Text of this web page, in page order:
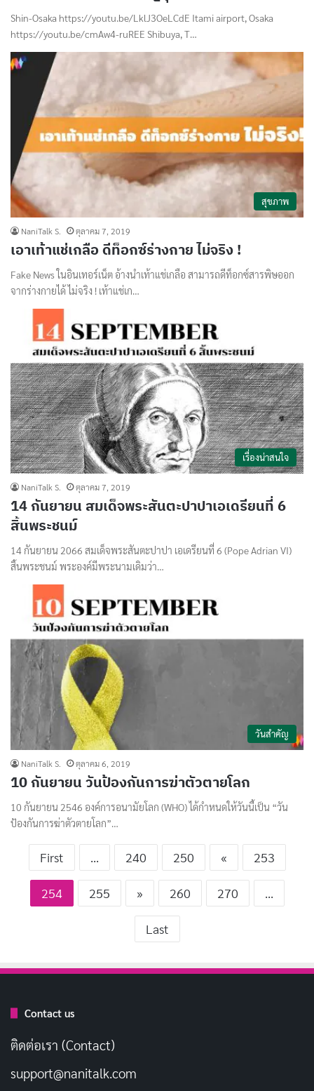
Shin-Osaka https://youtu.be/LklJ3OeLCdE Itami airport, Osaka
https://youtu.be/cmAw4-ruREE Shibuya, T…
สุขภาพ
NaniTalk S. ตุลาคม 7, 2019
เอาเท้าแช่เกลือ ดีท็อกซ์ร่างกาย ไม่จริง !
Fake News ในอินเทอร์เน็ต อ้างนำเท้าแช่เกลือ สามารถดีท็อกซ์สารพิษออก
จากร่างกายได้ ไม่จริง ! เท้าแช่เก…
เรื่องน่าสนใจ
NaniTalk S. ตุลาคม 7, 2019
14 กันยายน สมเด็จพระสันตะปาปาเอเดรียนที่ 6
สิ้นพระชนม์
14 กันยายน 2066 สมเด็จพระสันตะปาปา เอเดรียนที่ 6 (Pope Adrian VI)
สิ้นพระชนม์ พระองค์มีพระนามเดิมว่า…
วันสำคัญ
NaniTalk S. ตุลาคม 6, 2019
10 กันยายน วันป้องกันการฆ่าตัวตายโลก
10 กันยายน 2546 องค์การอนามัยโลก (WHO) ได้กำหนดให้วันนี้เป็น “วัน
ป้องกันการฆ่าตัวตายโลก”…
First ... 240 250 « 253
254 255 » 260 270 ...
Last
Contact us
ติดต่อเรา (Contact)
support@nanitalk.com